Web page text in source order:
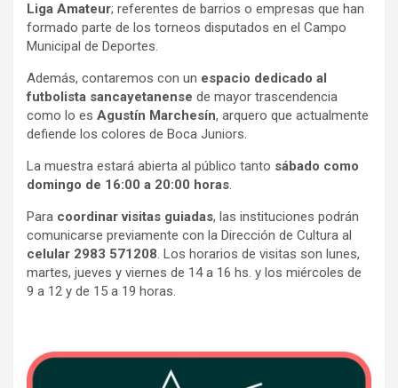
Liga Amateur; referentes de barrios o empresas que han
formado parte de los torneos disputados en el Campo
Municipal de Deportes.
Además, contaremos con un espacio dedicado al
futbolista sancayetanense de mayor trascendencia
como lo es Agustín Marchesín, arquero que actualmente
defiende los colores de Boca Juniors.
La muestra estará abierta al público tanto sábado como
domingo de 16:00 a 20:00 horas.
Para coordinar visitas guiadas, las instituciones podrán
comunicarse previamente con la Dirección de Cultura al
celular 2983 571208. Los horarios de visitas son lunes,
martes, jueves y viernes de 14 a 16 hs. y los miércoles de
9 a 12 y de 15 a 19 horas.